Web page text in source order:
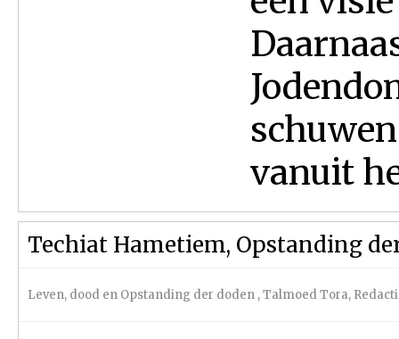
vanuit
Techiat Hametiem, Opstanding
Leven, dood en Opstanding der doden ,Talmoed Tora,